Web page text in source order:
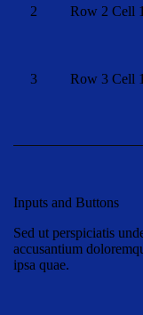
2 Row 2 Cell 1
3 Row 3 Cell 1
Inputs and Buttons
Sed ut perspiciatis
accusantium
ipsa quae.